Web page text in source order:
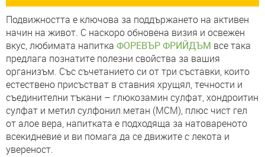
Подвижността е ключова за поддържането на активен
начин на живот. С наскоро обновена визия и освежен
вкус, любимата напитка ФОРЕВЪР ФРИЙДЪМ все така
предлага познатите полезни свойства за вашия
организъм. Със съчетанието си от три съставки, които
естествено присъстват в ставния хрущял, течности и
съединителни тъкани – глюкозамин сулфат, хондроитин
сулфат и метил сулфонил метан (МСМ), плюс чист гел
от алое вера, напитката е подходяща за натовареното
всекидневие и ви помага да се движите с лекота и
увереност.